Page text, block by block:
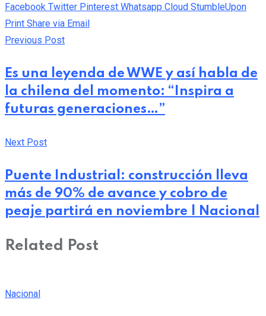
Facebook Twitter Pinterest Whatsapp Cloud StumbleUpon
Print Share via Email
Previous Post
Es una leyenda de WWE y así habla de
la chilena del momento: “Inspira a
futuras generaciones…”
Next Post
Puente Industrial: construcción lleva
más de 90% de avance y cobro de
peaje partirá en noviembre | Nacional
Related Post
Nacional